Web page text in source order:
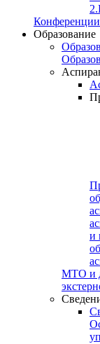
2.
Конференции
Образование
и
МТО и